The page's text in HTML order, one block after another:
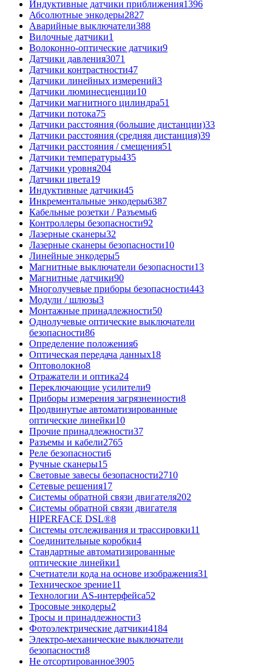
Индуктивные датчики приближения1396
Абсолютные энкодеры2827
Аварийные выключатели388
Вилочные датчики1
Волоконно-оптические датчики9
Датчики давления3071
Датчики контрастности47
Датчики линейных измерений3
Датчики люминесценции10
Датчики магнитного цилиндра51
Датчики потока75
Датчики расстояния (большие дистанции)33
Датчики расстояния (средняя дистанция)39
Датчики расстояния / смещения51
Датчики температуры435
Датчики уровня204
Датчики цвета19
Индуктивные датчики45
Инкрементальные энкодеры6387
Кабельные розетки / Разъемы6
Контроллеры безопасности92
Лазерные сканеры32
Лазерные сканеры безопасности10
Линейные энкодеры5
Магнитные выключатели безопасности13
Магнитные датчики90
Многолучевые приборы безопасности443
Модули / шлюзы3
Монтажные принадлежности50
Однолучевые оптические выключатели
безопасности86
Определение положения6
Оптическая передача данных18
Оптоволокно8
Отражатели и оптика24
Переключающие усилители9
Приборы измерения загрязненности8
Продвинутые автоматизированные
оптические линейки10
Прочие принадлежности37
Разъемы и кабели2765
Реле безопасности6
Ручные сканеры15
Световые завесы безопасности2710
Сетевые решения17
Системы обратной связи двигателя202
Системы обратной связи двигателя
HIPERFACE DSL®8
Системы отслеживания и трассировки11
Соединительные коробки4
Стандартные автоматизированные
оптические линейки1
Счетиатели кода на основе изображения31
Техническое зрение11
Технологии AS-интерфейса52
Тросовые энкодеры2
Тросы и принадлежности3
Фотоэлектрические датчики4184
Электро-механические выключатели
безопасности8
Не отсортированное3905